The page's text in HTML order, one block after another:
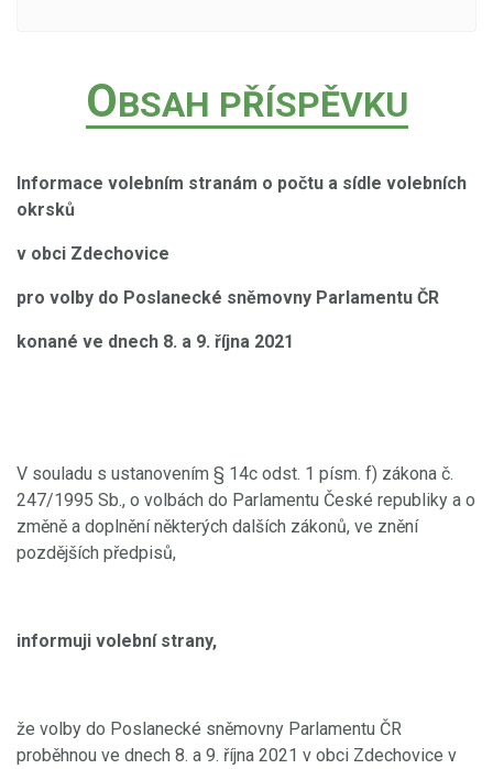
OBSAH PŘÍSPĚVKU
Informace volebním stranám o počtu a sídle volebních
okrsků
v obci Zdechovice
pro volby do Poslanecké sněmovny Parlamentu ČR
konané ve dnech 8. a 9. října 2021
V souladu s ustanovením § 14c odst. 1 písm. f) zákona č.
247/1995 Sb., o volbách do Parlamentu České republiky a o
změně a doplnění některých dalších zákonů, ve znění
pozdějších předpisů,
informuji volební strany,
že volby do Poslanecké sněmovny Parlamentu ČR
proběhnou ve dnech 8. a 9. října 2021 v obci Zdechovice v